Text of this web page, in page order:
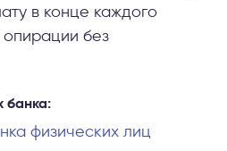
в конце каждого
без
банка:
физических лиц